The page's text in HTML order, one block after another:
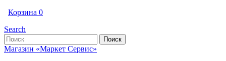
Корзина 0
Search
Магазин «Маркет Сервис»